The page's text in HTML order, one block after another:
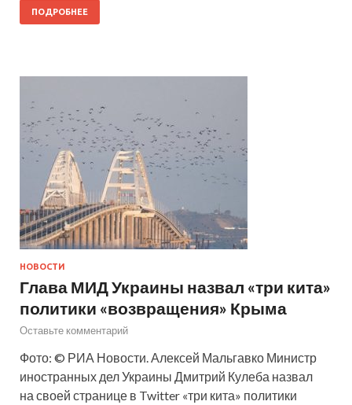
ПОДРОБНЕЕ
НОВОСТИ
Глава МИД Украины назвал «три кита»
политики «возвращения» Крыма
Оставьте комментарий
Фото: © РИА Новости. Алексей Мальгавко Министр
иностранных дел Украины Дмитрий Кулеба назвал
на своей странице в Twitter «три кита» политики